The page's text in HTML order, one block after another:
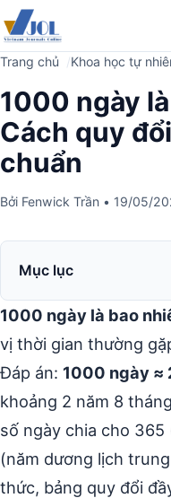
Trang chủ Khoa học tự
1000 ngày
Cách quy
chuẩn
Bởi Fenwick Trần • 19/05/
Mục lục
1000 ngày là bao
vị thời gian thường
Đáp án: 1000 ngày ≈
khoảng 2 năm 8
số ngày chia cho
(năm dương lịch
thức, bảng quy đổi